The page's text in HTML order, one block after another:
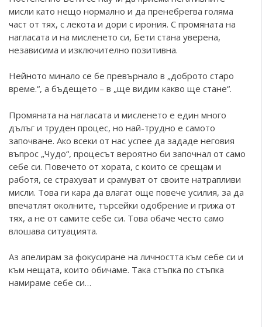
мисли като нещо нормално и да пренебрегва голяма
част от тях, с лекота и дори с ирония. С промяната на
нагласата и на мисленето си, Бети стана уверена,
независима и изключително позитивна.
Нейното минало се бе превърнало в „доброто старо
време.“, а бъдещето – в „ще видим какво ще стане“.
Промяната на нагласата и мисленето е един много
дълъг и труден процес, но най-трудно е самото
започване. Ако всеки от нас успее да зададе неговия
въпрос „Чудо“, процесът вероятно би започнал от само
себе си. Повечето от хората, с които се срещам и
работя, се страхуват и срамуват от своите натрапливи
мисли. Това ги кара да влагат още повече усилия, за да
впечатлят околните, търсейки одобрение и грижа от
тях, а не от самите себе си. Това обаче често само
влошава ситуацията.
Аз апелирам за фокусиране на личността към себе си и
към нещата, които обичаме. Така стъпка по стъпка
намираме себе си…